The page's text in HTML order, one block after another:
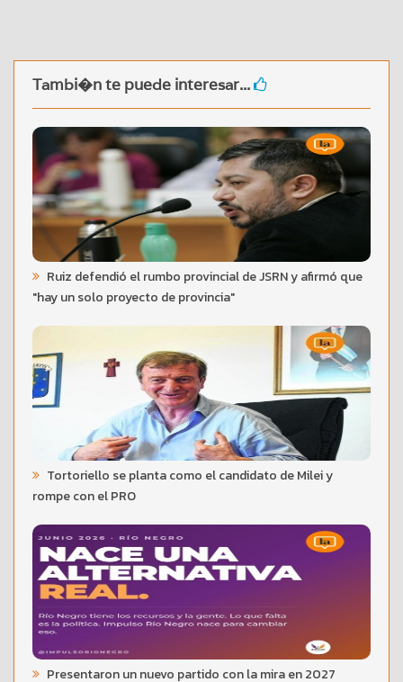
Tambi�n te puede interesar...
Ruiz defendió el rumbo provincial de JSRN y afirmó que
"hay un solo proyecto de provincia"
Tortoriello se planta como el candidato de Milei y
rompe con el PRO
Presentaron un nuevo partido con la mira en 2027